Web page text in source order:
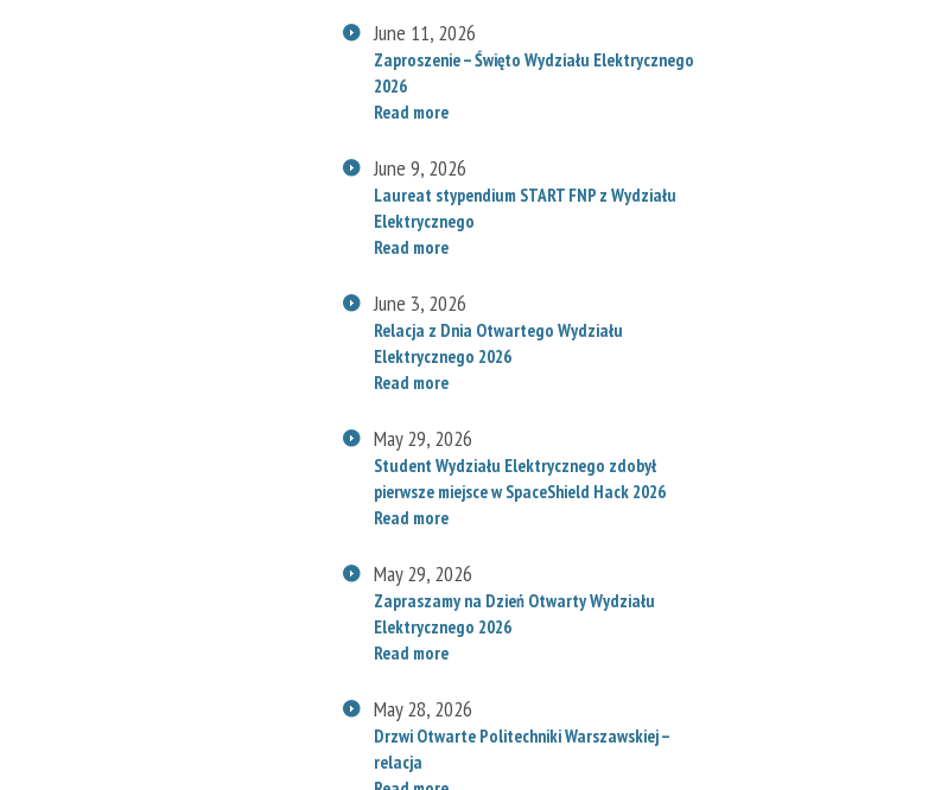
June 11, 2026
Zaproszenie – Święto Wydziału Elektrycznego
2026
Read more
June 9, 2026
Laureat stypendium START FNP z Wydziału
Elektrycznego
Read more
June 3, 2026
Relacja z Dnia Otwartego Wydziału
Elektrycznego 2026
Read more
May 29, 2026
Student Wydziału Elektrycznego zdobył
pierwsze miejsce w SpaceShield Hack 2026
Read more
May 29, 2026
Zapraszamy na Dzień Otwarty Wydziału
Elektrycznego 2026
Read more
May 28, 2026
Drzwi Otwarte Politechniki Warszawskiej –
relacja